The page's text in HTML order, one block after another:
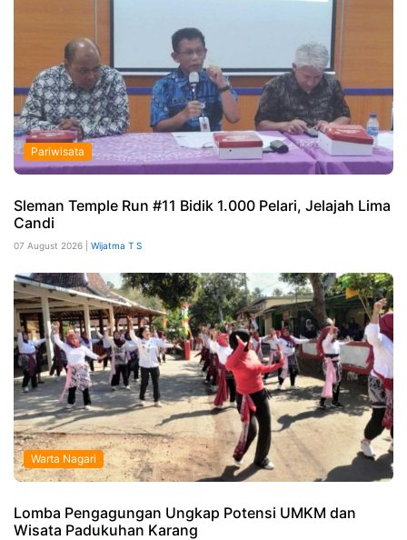
Pariwisata
Sleman Temple Run #11 Bidik 1.000 Pelari, Jelajah Lima
Candi
07 August 2026 | Wijatma T S
Warta Nagari
Lomba Pengagungan Ungkap Potensi UMKM dan
Wisata Padukuhan Karang